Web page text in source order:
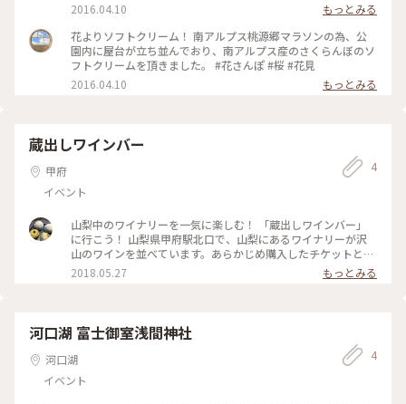
2016.04.10
もっとみる
花よりソフトクリーム！ 南アルプス桃源郷マラソンの為、公
園内に屋台が立ち並んでおり、南アルプス産のさくらんぼのソ
フトクリームを頂きました。 #花さんぽ #桜 #花見
2016.04.10
もっとみる
蔵出しワインバー
甲府
イベント
4
山梨中のワイナリーを一気に楽しむ！ 「蔵出しワインバー」
に行こう！ 山梨県甲府駅北口で、山梨にあるワイナリーが沢
山のワインを並べています。あらかじめ購入したチケットと引
き換えに1グラスから楽しむことができます。浜中湖ハムなど
の特産品を楽しめるコーナーもありますよ。 あいにく今日が
2018.05.27 もっとみる
河口湖 富士御室浅間神社
河口湖
イベント
4